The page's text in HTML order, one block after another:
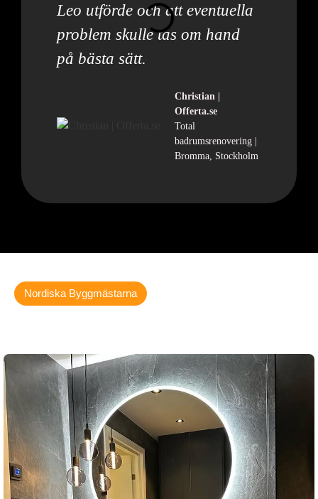
Leo utförde och att eventuella
problem skulle tas om hand
på bästa sätt.
Christian |
Offerta.se
Total
badrumsrenovering |
Bromma, Stockholm
Nordiska Byggmästarna